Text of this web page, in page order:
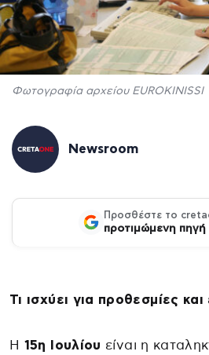
Φωτογραφία αρχείου EUROKINISSI
Newsroom
Προσθέστε το
προτιμώμενη
Τι ισχύει για προθεσμίες
Η 15η Ιουλίου είναι η